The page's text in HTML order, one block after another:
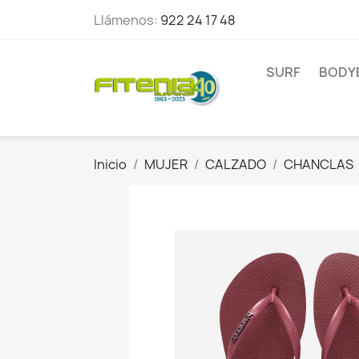
Llámenos: 922 24 17 48
SURF
Inicio MUJER CALZADO CHANCLAS